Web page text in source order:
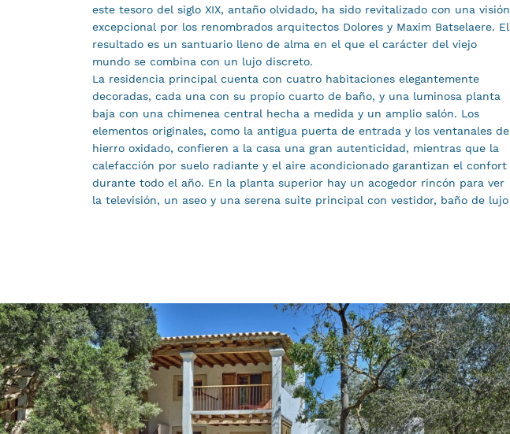
este tesoro del siglo XIX, antaño olvidado, ha sido revitalizado con una visión
excepcional por los renombrados arquitectos Dolores y Maxim Batselaere. El
resultado es un santuario lleno de alma en el que el carácter del viejo
mundo se combina con un lujo discreto.
La residencia principal cuenta con cuatro habitaciones elegantemente
decoradas, cada una con su propio cuarto de baño, y una luminosa planta
baja con una chimenea central hecha a medida y un amplio salón. Los
elementos originales, como la antigua puerta de entrada y los ventanales de
hierro oxidado, confieren a la casa una gran autenticidad, mientras que la
calefacción por suelo radiante y el aire acondicionado garantizan el confort
durante todo el año. En la planta superior hay un acogedor rincón para ver
la televisión, un aseo y una serena suite principal con vestidor, baño de lujo